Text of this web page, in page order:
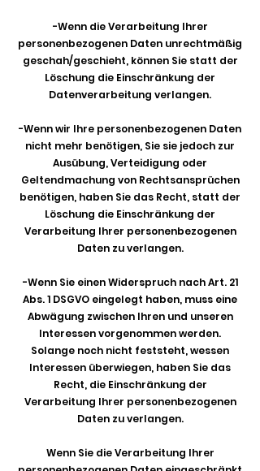
-Wenn die Verarbeitung Ihrer
personenbezogenen Daten unrechtmäßig
geschah/geschieht, können Sie statt der
Löschung die Einschränkung der
Datenverarbeitung verlangen.
-Wenn wir Ihre personenbezogenen Daten
nicht mehr benötigen, Sie sie jedoch zur
Ausübung, Verteidigung oder
Geltendmachung von Rechtsansprüchen
benötigen, haben Sie das Recht, statt der
Löschung die Einschränkung der
Verarbeitung Ihrer personenbezogenen
Daten zu verlangen.
-Wenn Sie einen Widerspruch nach Art. 21
Abs. 1 DSGVO eingelegt haben, muss eine
Abwägung zwischen Ihren und unseren
Interessen vorgenommen werden.
Solange noch nicht feststeht, wessen
Interessen überwiegen, haben Sie das
Recht, die Einschränkung der
Verarbeitung Ihrer personenbezogenen
Daten zu verlangen.
​Wenn Sie die Verarbeitung Ihrer